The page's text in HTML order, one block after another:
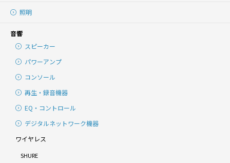
照明
音響
スピーカー
パワーアンプ
コンソール
再生・録音機器
EQ・コントロール
デジタルネットワーク機器
ワイヤレス
SHURE